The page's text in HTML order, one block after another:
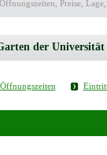
Preise,
der Universität
Öffnungszeiten